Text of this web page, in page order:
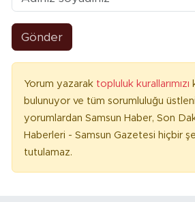
Gönder
Yorum yazarak topluluk kurallarımızı
bulunuyor ve tüm sorumluluğu
yorumlardan Samsun Haber, Son
Haberleri - Samsun Gazetesi hiçbir
tutulamaz.